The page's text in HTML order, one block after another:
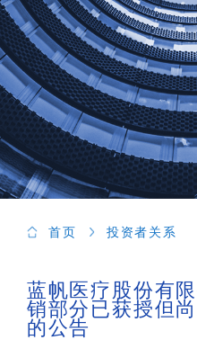
首页 投资者关系
蓝帆医疗股份有
销部分已获授但
的公告